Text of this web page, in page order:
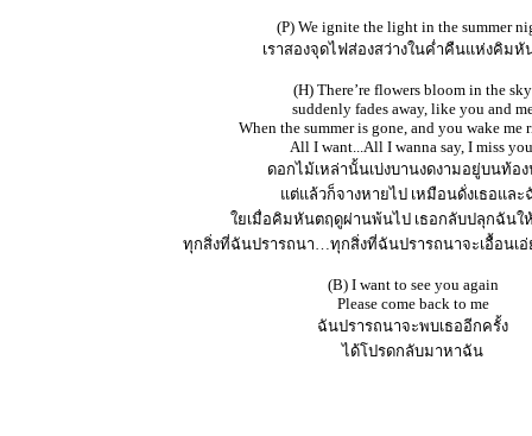
(P) We ignite the light in the summer
เราสองจุดไฟส่องสว่างในค่ำคืนแห่งคิมหั
(H) There’re flowers bloom in the sky
suddenly fades away, like you and
When the summer is gone, and you wake me
All I want...All I wanna say, I miss
ดอกไม้เหล่านั้นเบ่งบานงดงามอยู่บนท้อ
แต่แล้วก็จางหายไป เหมือนดั่งเธอและ
ใยเมื่อคิมหันตฤดูผ่านพ้นไป เธอกลับปลุกฉัน
ทุกสิ่งที่ฉันปรารถนา…ทุกสิ่งที่ฉันปรารถนาจะเอื้อนเ
(B) I want to see you again
Please come back to me
ฉันปรารถนาจะพบเธออีกครั้ง
ได้โปรดกลับมาหาฉัน